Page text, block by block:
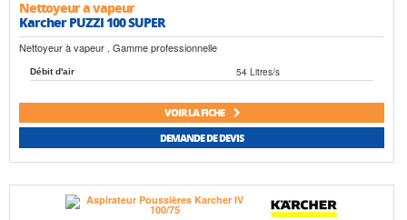
Nettoyeur a vapeur
Karcher PUZZI 100 SUPER
Nettoyeur à vapeur . Gamme professionnelle
Débit d'air 54 Litres/s
VOIR LA FICHE
DEMANDE DE DEVIS